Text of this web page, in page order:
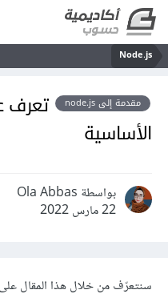
Node.js
مقدمة إلى node.js
الأساسية
بواسطة Ola Abbas
22 مارس 2022
سنتعرّف من خلال هذا المقال